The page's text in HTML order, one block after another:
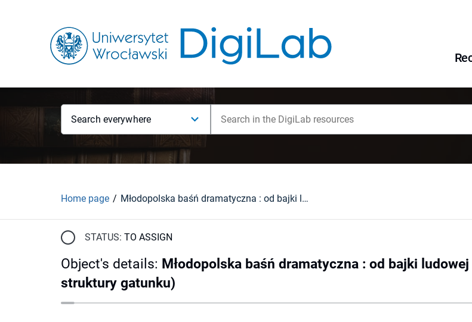
Search everywhere
Home page Młodopolska baśń dramatyczna : od bajki ludowej do impresji scenicznej : (z zagadnień struktury gatunku)
STATUS: TO ASSIGN
Object's details: Młodopolska baśń dramatyczna : od bajki
struktury gatunku)